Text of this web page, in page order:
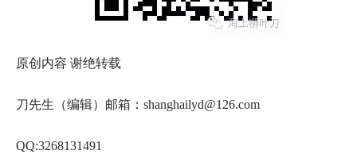
原创内容 谢绝转载
刀先生（编辑）邮箱：shanghailyd@126.com
QQ:3268131491